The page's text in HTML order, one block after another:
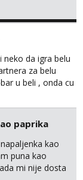
s
i noći su za
i koristiš
- frajeri i
da igra belu
za belu
u beli , onda cu
ispod i nadji me
paprika
kao
puna kao
mi nije dosta